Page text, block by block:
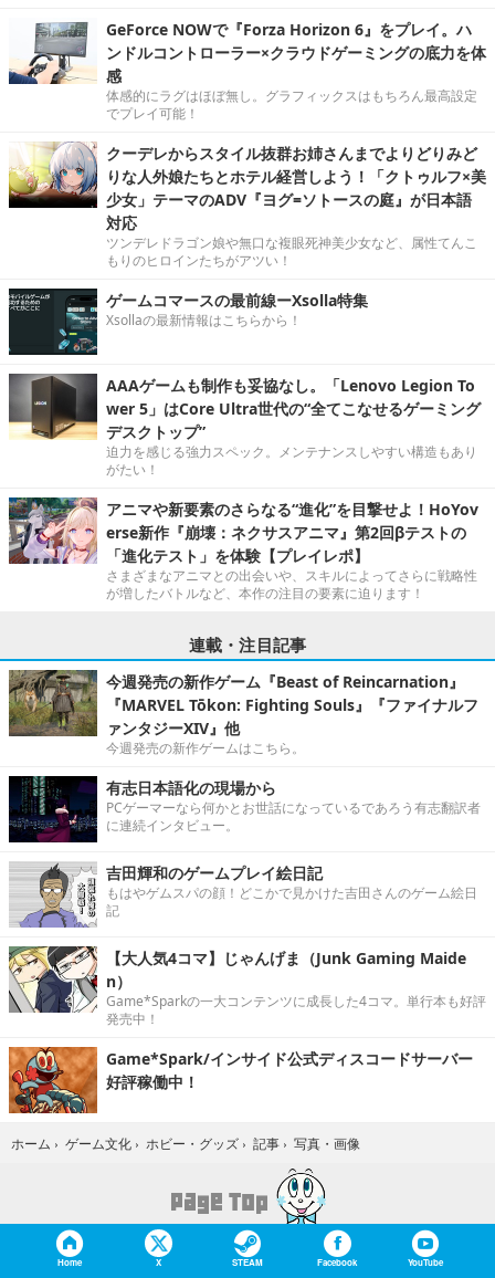
GeForce NOWで『Forza Horizon 6』をプレイ。ハ
ンドルコントローラー×クラウドゲーミングの底力を体
感
体感的にラグはほぼ無し。グラフィックスはもちろん最高設定
でプレイ可能！
クーデレからスタイル抜群お姉さんまでよりどりみど
りな人外娘たちとホテル経営しよう！「クトゥルフ×美
少女」テーマのADV『ヨグ=ソトースの庭』が日本語
対応
ツンデレドラゴン娘や無口な複眼死神美少女など、属性てんこ
もりのヒロインたちがアツい！
ゲームコマースの最前線ーXsolla特集
Xsollaの最新情報はこちらから！
AAAゲームも制作も妥協なし。「Lenovo Legion To
wer 5」はCore Ultra世代の“全てこなせるゲーミング
デスクトップ”
迫力を感じる強力スペック。メンテナンスしやすい構造もあり
がたい！
アニマや新要素のさらなる“進化”を目撃せよ！HoYov
erse新作『崩壊：ネクサスアニマ』第2回βテストの
「進化テスト」を体験【プレイレポ】
さまざまなアニマとの出会いや、スキルによってさらに戦略性
が増したバトルなど、本作の注目の要素に迫ります！
連載・注目記事
今週発売の新作ゲーム『Beast of Reincarnation』
『MARVEL Tōkon: Fighting Souls』『ファイナルフ
ァンタジーXIV』他
今週発売の新作ゲームはこちら。
有志日本語化の現場から
PCゲーマーなら何かとお世話になっているであろう有志翻訳者
に連続インタビュー。
吉田輝和のゲームプレイ絵日記
もはやゲムスパの顔！どこかで見かけた吉田さんのゲーム絵日
記
【大人気4コマ】じゃんげま（Junk Gaming Maide
n）
Game*Sparkの一大コンテンツに成長した4コマ。単行本も好評
発売中！
Game*Spark/インサイド公式ディスコードサーバー
好評稼働中！
ホーム › ゲーム文化 › ホビー・グッズ › 記事 › 写真・画像
Home X STEAM Facebook YouTube